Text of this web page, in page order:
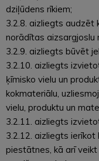
dziļūdens rīkiem;
3.2.8. aizliegts audzēt
norādītas aizsargjoslu
3.2.9. aizliegts būvēt
3.2.10. aizliegts
ķīmisko vielu un
kokmateriālu,
vielu, produktu un
3.2.11. aizliegts
3.2.12. aizliegts ierīkot
piestātnes, kā arī